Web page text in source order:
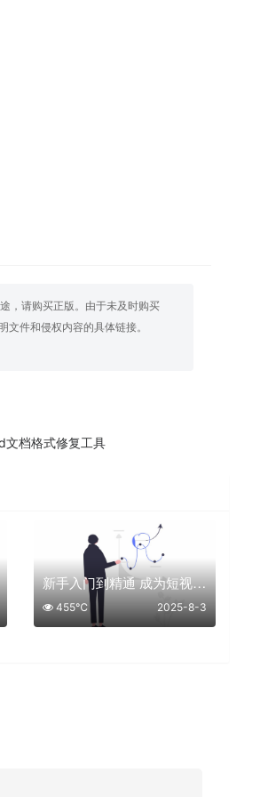
，请购买正版。由于未及时购买
件和侵权内容的具体链接。
文档格式修复工具
新手入门到精通 成为短视频高手课程
2025-8-3
455℃